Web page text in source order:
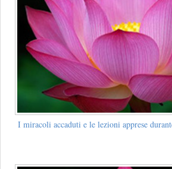
I miracoli accaduti e le lezioni apprese